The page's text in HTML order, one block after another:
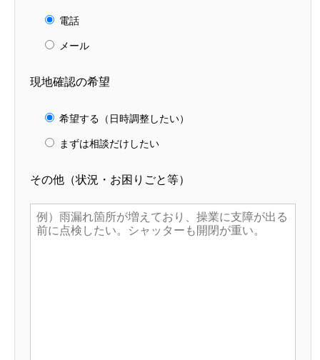
電話
メール
現地確認の希望
希望する（日時調整したい）
まずは相談だけしたい
その他（状況・お困りごと等）